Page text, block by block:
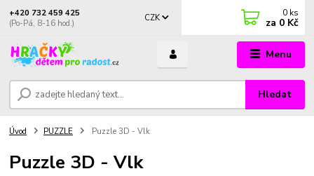
Menu
CZK
Hledat
+420 732 459 425
(Po-Pá, 8-16 hod.)
0 ks
za 0 Kč
Úvod PUZZLE Puzzle 3D - Vlk
Puzzle 3D - Vlk